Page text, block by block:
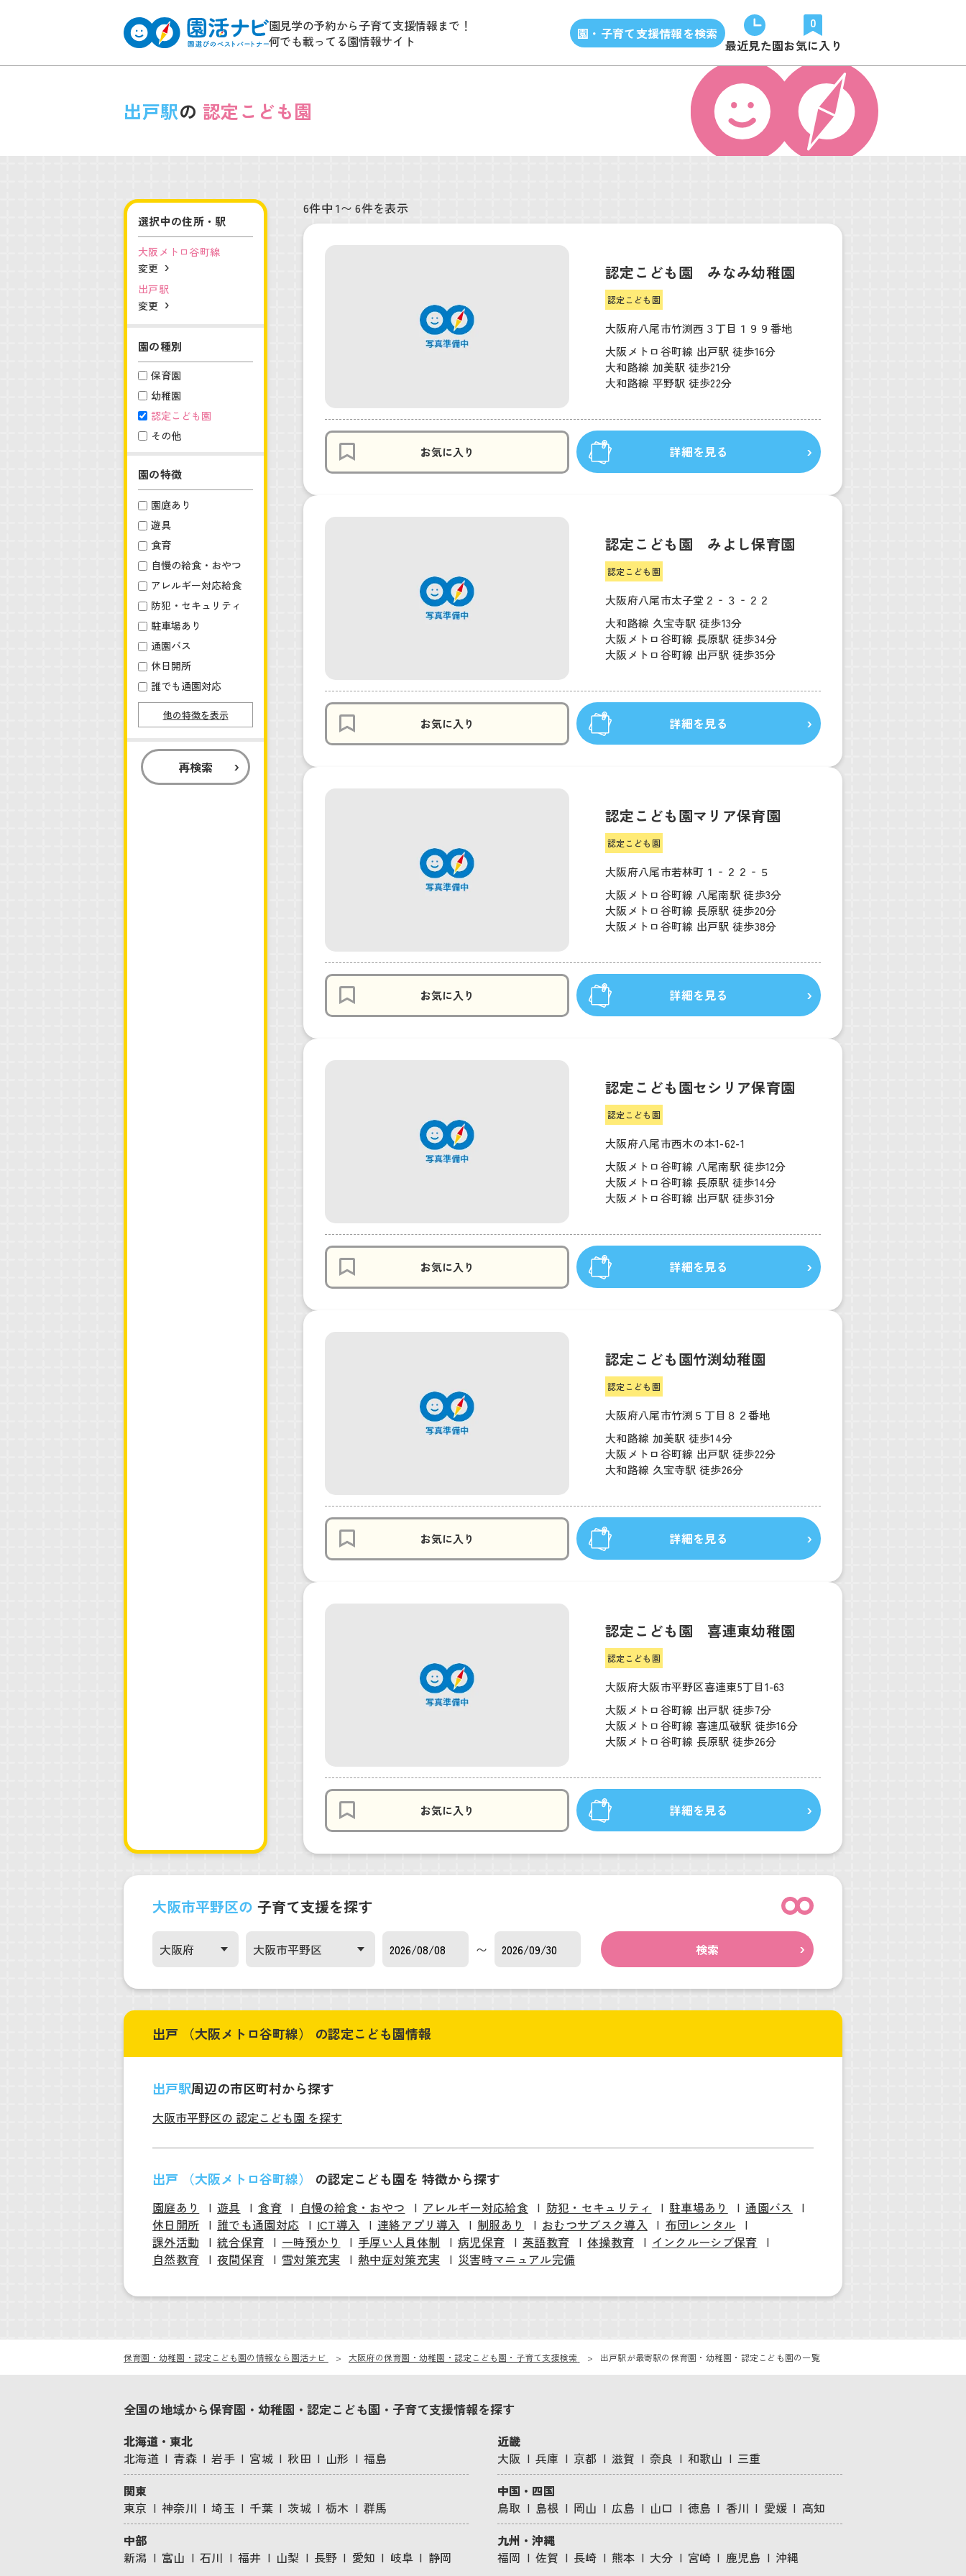
園見学の予約から子育て支援情報まで！
何でも載ってる園情報サイト
園・子育て支援情報を検索
最近見た園
0
お気に入り
出戸駅の 認定こども園
選択中の住所・駅
大阪メトロ谷町線
変更
出戸駅
変更
園の種別
保育園
幼稚園
認定こども園
その他
園の特徴
園庭あり
遊具
食育
自慢の給食・おやつ
アレルギー対応給食
防犯・セキュリティ
駐車場あり
通園バス
休日開所
誰でも通園対応
他の特徴を表示
再検索
6件中 1〜 6件を表示
認定こども園 みなみ幼稚園
認定こども園
大阪府八尾市竹渕西３丁目１９９番地
大阪メトロ谷町線 出戸駅 徒歩16分
大和路線 加美駅 徒歩21分
大和路線 平野駅 徒歩22分
お気に入り 詳細を見る
認定こども園 みよし保育園
認定こども園
大阪府八尾市太子堂２‐３‐２２
大和路線 久宝寺駅 徒歩13分
大阪メトロ谷町線 長原駅 徒歩34分
大阪メトロ谷町線 出戸駅 徒歩35分
お気に入り 詳細を見る
認定こども園マリア保育園
認定こども園
大阪府八尾市若林町１‐２２‐５
大阪メトロ谷町線 八尾南駅 徒歩3分
大阪メトロ谷町線 長原駅 徒歩20分
大阪メトロ谷町線 出戸駅 徒歩38分
お気に入り 詳細を見る
認定こども園セシリア保育園
認定こども園
大阪府八尾市西木の本1-62-1
大阪メトロ谷町線 八尾南駅 徒歩12分
大阪メトロ谷町線 長原駅 徒歩14分
大阪メトロ谷町線 出戸駅 徒歩31分
お気に入り 詳細を見る
認定こども園竹渕幼稚園
認定こども園
大阪府八尾市竹渕５丁目８２番地
大和路線 加美駅 徒歩14分
大阪メトロ谷町線 出戸駅 徒歩22分
大和路線 久宝寺駅 徒歩26分
お気に入り 詳細を見る
認定こども園 喜連東幼稚園
認定こども園
大阪府大阪市平野区喜連東5丁目1-63
大阪メトロ谷町線 出戸駅 徒歩7分
大阪メトロ谷町線 喜連瓜破駅 徒歩16分
大阪メトロ谷町線 長原駅 徒歩26分
お気に入り 詳細を見る
大阪市平野区の 子育て支援を探す
〜 検索
出戸 （大阪メトロ谷町線） の認定こども園情報
出戸駅周辺の市区町村から探す
大阪市平野区の 認定こども園 を探す
出戸 （大阪メトロ谷町線） の認定こども園を 特徴から探す
園庭あり 遊具 食育 自慢の給食・おやつ アレルギー対応給食 防犯・セキュリティ 駐車場あり
通園バス
休日開所
誰でも通園対応 ICT導入 連絡アプリ導入 制服あり おむつサブスク導入
布団レンタル
課外活動
統合保育 一時預かり 手厚い人員体制 病児保育 英語教育 体操教育
インクルーシブ保育
自然教育
夜間保育 雪対策充実 熱中症対策充実 災害時マニュアル完備
保育園・幼稚園・認定こども園の情報なら園活ナビ 大阪府の保育園・幼稚園・認定こども園・子育て支援検索 出戸駅が最寄駅の保育園・幼稚園・認定こども園の一覧
全国の地域から保育園・幼稚園・認定こども園・子育て支援情報を探す
北海道・東北
北海道
青森 岩手 宮城 秋田 山形
福島
関東
東京
神奈川 埼玉 千葉 茨城 栃木
群馬
中部
新潟
富山 石川 福井 山梨 長野 愛知 岐阜 静岡
近畿
大阪
兵庫 京都 滋賀 奈良 和歌山
三重
中国・四国
鳥取
島根 岡山 広島 山口 徳島 香川 愛媛
高知
九州・沖縄
福岡
佐賀 長崎 熊本 大分 宮崎 鹿児島 沖縄